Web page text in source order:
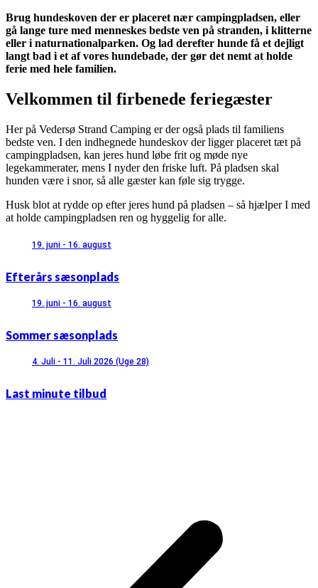
Brug hundeskoven der er placeret nær campingpladsen, eller
gå lange ture med menneskes bedste ven på stranden, i klitterne
eller i naturnationalparken. Og lad derefter hunde få et dejligt
langt bad i et af vores hundebade, der gør det nemt at holde
ferie med hele familien.
Velkommen til firbenede feriegæster
Her på Vedersø Strand Camping er der også plads til familiens
bedste ven. I den indhegnede hundeskov der ligger placeret tæt på
campingpladsen, kan jeres hund løbe frit og møde nye
legekammerater, mens I nyder den friske luft. På pladsen skal
hunden være i snor, så alle gæster kan føle sig trygge.
Husk blot at rydde op efter jeres hund på pladsen – så hjælper I med
at holde campingpladsen ren og hyggelig for alle.
19. juni - 16. august
Efterårs sæsonplads
19. juni - 16. august
Sommer sæsonplads
4. Juli - 11. Juli 2026 (Uge 28)
Last minute tilbud